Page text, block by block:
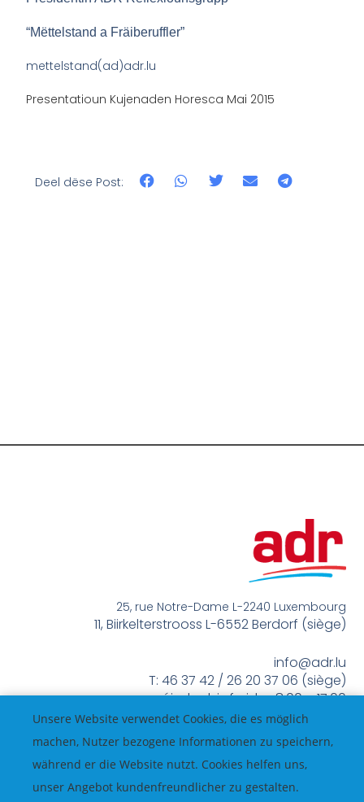
“Mëttelstand a Fräiberuffler”
mettelstand(ad)adr.lu
Presentatioun Kujenaden Horesca Mai 2015
Deel dëse Post:
25, rue Notre-Dame L-2240 Luxembourg
11, Biirkelterstrooss L-6552 Berdorf (siège)
info@adr.lu
T: 46 37 42 / 26 20 37 06 (siège)
méindes bis freides 8:00 – 17:00
Unsere Website verwendet Cookies, die es möglich
machen, Nutzer bezogene Informationen zu speichern,
während er die Website nutzt. Cookies helfen uns,
unser Angebot kundenfreundlicher zu gestalten.